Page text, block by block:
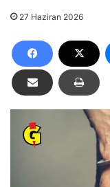
27 Haziran 2026